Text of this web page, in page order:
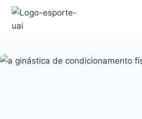
Pular